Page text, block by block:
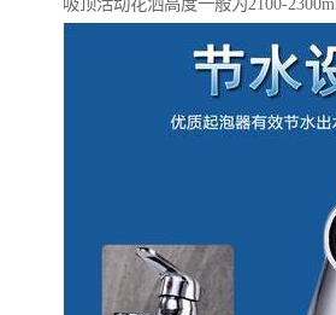
吸顶活动花洒高度一般为2100-